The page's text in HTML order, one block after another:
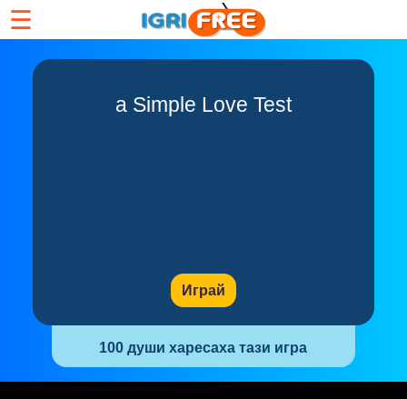
☰
a Simple Love Test
Играй
100 души харесаха тази игра